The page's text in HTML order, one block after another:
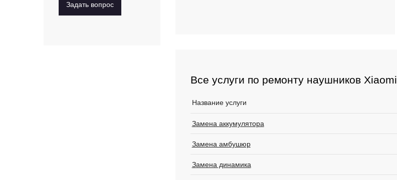
Задать вопрос
Все услуги по ремонту наушников Xiaomi
Название услуги
Замена аккумулятора
Замена амбушюр
Замена динамика